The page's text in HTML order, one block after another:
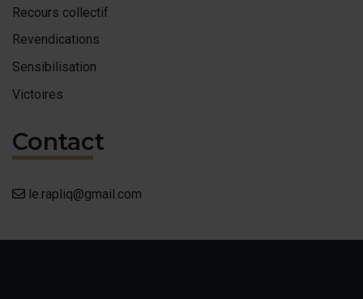
Recours collectif
Revendications
Sensibilisation
Victoires
Contact
le.rapliq@gmail.com